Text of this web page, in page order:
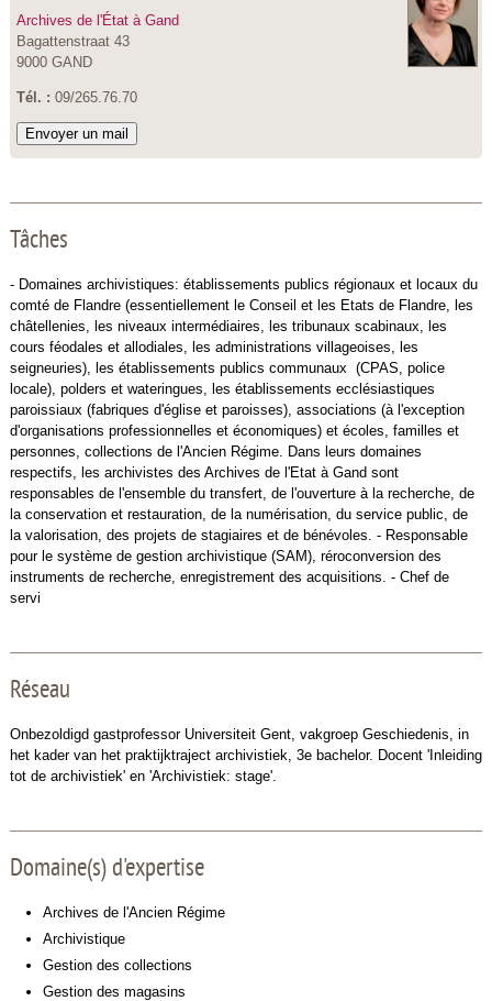
Archives de l'État à Gand
Bagattenstraat 43
9000 GAND
Tél. : 09/265.76.70
Envoyer un mail
Tâches
- Domaines archivistiques: établissements publics régionaux et locaux du
comté de Flandre (essentiellement le Conseil et les Etats de Flandre, les
châtellenies, les niveaux intermédiaires, les tribunaux scabinaux, les
cours féodales et allodiales, les administrations villageoises, les
seigneuries), les établissements publics communaux (CPAS, police
locale), polders et wateringues, les établissements ecclésiastiques
paroissiaux (fabriques d'église et paroisses), associations (à l'exception
d'organisations professionnelles et économiques) et écoles, familles et
personnes, collections de l'Ancien Régime. Dans leurs domaines
respectifs, les archivistes des Archives de l'Etat à Gand sont
responsables de l'ensemble du transfert, de l'ouverture à la recherche, de
la conservation et restauration, de la numérisation, du service public, de
la valorisation, des projets de stagiaires et de bénévoles. - Responsable
pour le système de gestion archivistique (SAM), réroconversion des
instruments de recherche, enregistrement des acquisitions. - Chef de
servi
Réseau
Onbezoldigd gastprofessor Universiteit Gent, vakgroep Geschiedenis, in
het kader van het praktijktraject archivistiek, 3e bachelor. Docent 'Inleiding
tot de archivistiek' en 'Archivistiek: stage'.
Domaine(s) d'expertise
Archives de l'Ancien Régime
Archivistique
Gestion des collections
Gestion des magasins